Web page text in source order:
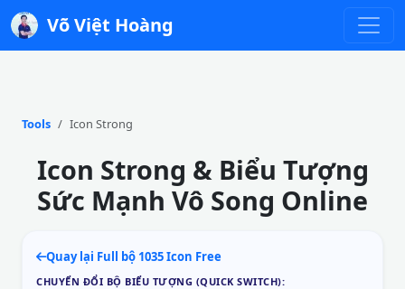
Võ Việt Hoàng
Tools Icon Strong
Icon Strong & Biểu Tượng
Sức Mạnh Vô Song Online
Quay lại Full bộ 1035 Icon Free
CHUYỂN ĐỔI BỘ BIỂU TƯỢNG (QUICK SWITCH):